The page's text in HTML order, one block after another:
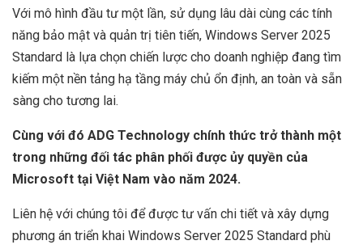
Với mô hình đầu tư một lần, sử dụng lâu dài cùng các tính
năng bảo mật và quản trị tiên tiến, Windows Server 2025
Standard là lựa chọn chiến lược cho doanh nghiệp đang tìm
kiếm một nền tảng hạ tầng máy chủ ổn định, an toàn và sẵn
sàng cho tương lai.
Cùng với đó ADG Technology chính thức trở thành một
trong những đối tác phân phối được ủy quyền của
Microsoft tại Việt Nam vào năm 2024.
Liên hệ với chúng tôi để được tư vấn chi tiết và xây dựng
phương án triển khai Windows Server 2025 Standard phù